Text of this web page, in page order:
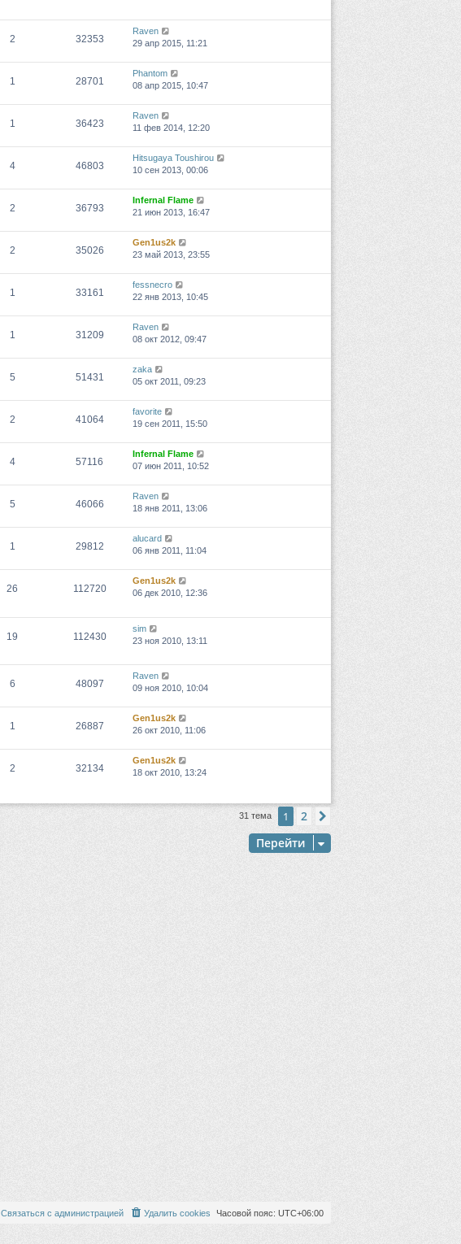
2 32353
Raven
29 апр 2015, 11:21
1 28701
Phantom
08 апр 2015, 10:47
1 36423
Raven
11 фев 2014, 12:20
4 46803
Hitsugaya Toushirou
10 сен 2013, 00:06
2 36793
Infernal Flame
21 июн 2013, 16:47
2 35026
Gen1us2k
23 май 2013, 23:55
1 33161
fessnecro
22 янв 2013, 10:45
1 31209
Raven
08 окт 2012, 09:47
5 51431
zaka
05 окт 2011, 09:23
2 41064
favorite
19 сен 2011, 15:50
4 57116
Infernal Flame
07 июн 2011, 10:52
5 46066
Raven
18 янв 2011, 13:06
1 29812
alucard
06 янв 2011, 11:04
26 112720
Gen1us2k
06 дек 2010, 12:36
19 112430
sim
23 ноя 2010, 13:11
6 48097
Raven
09 ноя 2010, 10:04
1 26887
Gen1us2k
26 окт 2010, 11:06
2 32134
Gen1us2k
18 окт 2010, 13:24
31 тема 1 2
Перейти
Часовой пояс: UTC+06:00
Удалить cookies
Связаться с администрацией